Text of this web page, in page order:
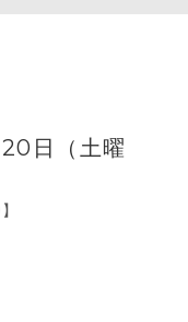
日（土曜